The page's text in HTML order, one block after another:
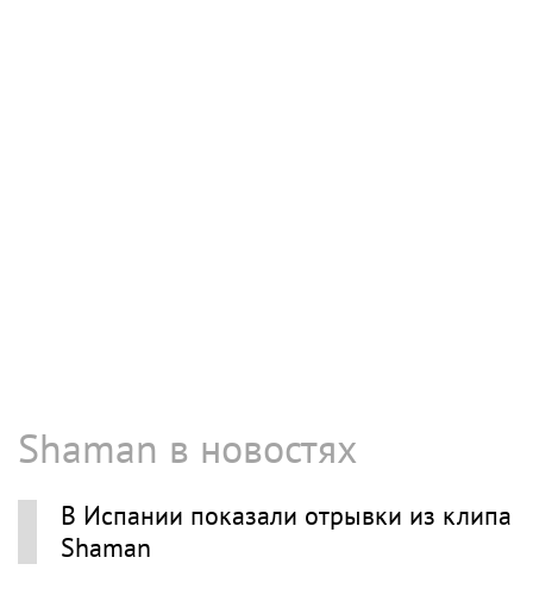
Shaman в новостях
В Испании показали отрывки из клипа
Shaman